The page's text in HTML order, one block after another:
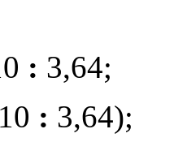
: 3,64;
: 3,64);